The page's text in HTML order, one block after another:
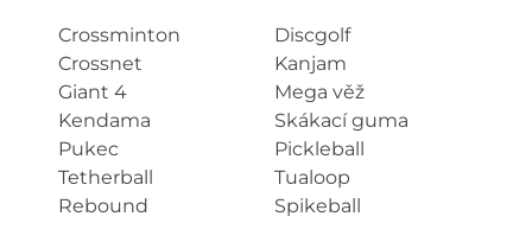
Crossminton
Crossnet
Giant 4
Kendama
Pukec
Tetherball
Rebound
Discgolf
Kanjam
Mega věž
Skákací guma
Pickleball
Tualoop
Spikeball